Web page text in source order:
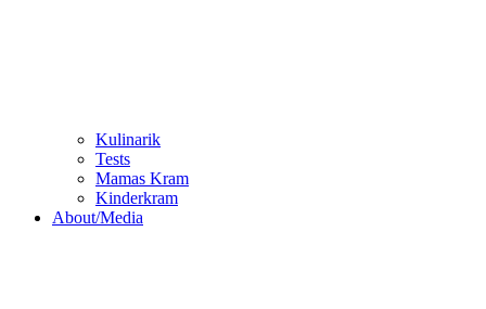
Kulinarik
Tests
Mamas Kram
Kinderkram
About/Media